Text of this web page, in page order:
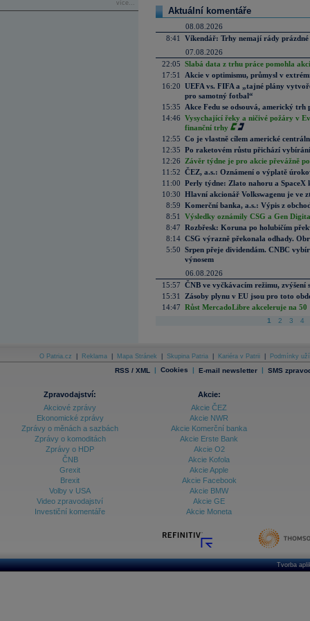
více...
Aktuální komentáře
08.08.2026
8:41
Víkendář: Trhy nemají rády prázdné
07.08.2026
22:05 Slabá data z trhu práce pomohla
17:51
Akcie v optimismu, průmysl v
16:20 UEFA vs. FIFA a „tajné plány
pro samotný fotbal“
15:35
Akce Fedu se odsouvá, americký
14:46 Vysychající řeky a ničivé požáry v
finanční trhy
12:55 Co je vlastně cílem americké
12:35 Po raketovém růstu přichází
12:26
Závěr týdne je pro akcie převážně
11:52 ČEZ, a.s.: Oznámení o výplatě
11:00 Perly týdne: Zlato nahoru a SpaceX
10:30 Hlavní akcionář Volkswagenu je ve
8:59 Komerční banka, a.s.: Výpis z
8:51
Výsledky oznámily CSG a Gen
8:47 Rozbřesk: Koruna po holubičím
8:14 CSG výrazně překonala odhady.
5:50 Srpen přeje dividendám. CNBC
výnosem
06.08.2026
15:57 ČNB ve vyčkávacím režimu, zvýšení
15:31
Zásoby plynu v EU jsou pro toto
14:47 Růst MercadoLibre akceleruje na
1 2 3 4
O Patria.cz Reklama Mapa Stránek Skupina Patria Kariéra v Patrii Podmínky
RSS / XML | Cookies | E-mail newsletter | SMS
Zpravodajství:
Akciové zprávy
Ekonomické zprávy
Zprávy o měnách a sazbách
Zprávy o komoditách
Zprávy o HDP
ČNB
Grexit
Brexit
Volby v USA
Video zpravodajství
Investiční komentáře
Akcie:
Akcie ČEZ
Akcie NWR
Akcie Komerční banka
Akcie Erste Bank
Akcie O2
Akcie Kofola
Akcie Apple
Akcie Facebook
Akcie BMW
Akcie GE
Akcie Moneta
Tvorba